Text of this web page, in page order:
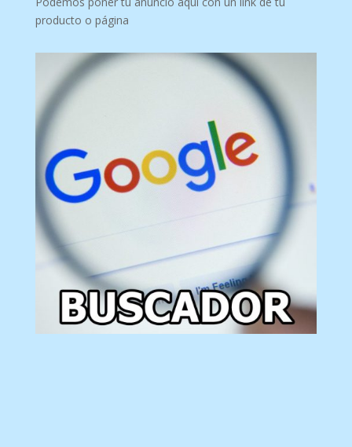
producto o página